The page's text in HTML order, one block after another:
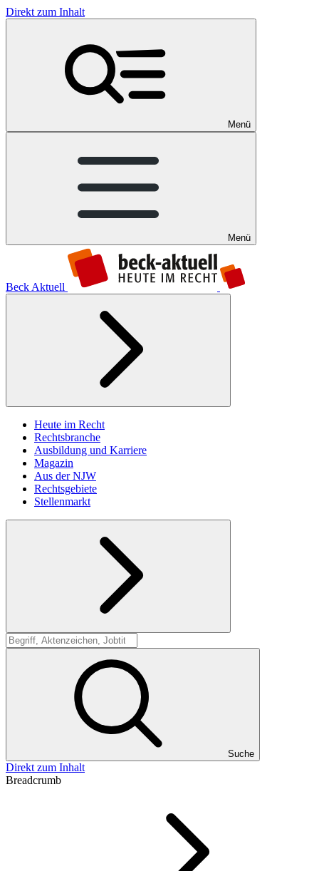
Direkt zum Inhalt
Menü
Menü
Beck Aktuell
Heute im Recht
Rechtsbranche
Ausbildung und Karriere
Magazin
Aus der NJW
Rechtsgebiete
Stellenmarkt
Suche
Suche
Direkt zum Inhalt
Breadcrumb